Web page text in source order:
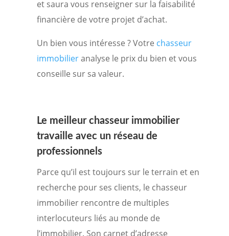
et saura vous renseigner sur la faisabilité
financière de votre projet d’achat.
Un bien vous intéresse ? Votre chasseur
immobilieranalyse le prix du bien et vous
conseille sur sa valeur.
Le meilleur chasseur immobilier
travaille avec un réseau de
professionnels
Parce qu’il est toujours sur le terrain et en
recherche pour ses clients, le chasseur
immobilier rencontre de multiples
interlocuteurs liés au monde de
l’immobilier. Son carnet d’adresse